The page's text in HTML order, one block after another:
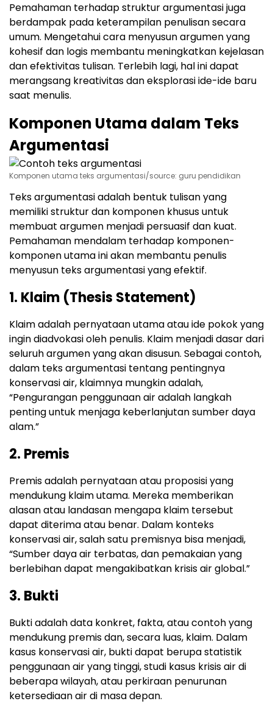
Pemahaman terhadap struktur argumentasi juga
berdampak pada keterampilan penulisan secara
umum. Mengetahui cara menyusun argumen yang
kohesif dan logis membantu meningkatkan kejelasan
dan efektivitas tulisan. Terlebih lagi, hal ini dapat
merangsang kreativitas dan eksplorasi ide-ide baru
saat menulis.
Komponen Utama dalam Teks
Argumentasi
Komponen utama teks argumentasi/source: guru pendidikan
Teks argumentasi adalah bentuk tulisan yang
memiliki struktur dan komponen khusus untuk
membuat argumen menjadi persuasif dan kuat.
Pemahaman mendalam terhadap komponen-
komponen utama ini akan membantu penulis
menyusun teks argumentasi yang efektif.
1. Klaim (Thesis Statement)
Klaim adalah pernyataan utama atau ide pokok yang
ingin diadvokasi oleh penulis. Klaim menjadi dasar dari
seluruh argumen yang akan disusun. Sebagai contoh,
dalam teks argumentasi tentang pentingnya
konservasi air, klaimnya mungkin adalah,
“Pengurangan penggunaan air adalah langkah
penting untuk menjaga keberlanjutan sumber daya
alam.”
2. Premis
Premis adalah pernyataan atau proposisi yang
mendukung klaim utama. Mereka memberikan
alasan atau landasan mengapa klaim tersebut
dapat diterima atau benar. Dalam konteks
konservasi air, salah satu premisnya bisa menjadi,
“Sumber daya air terbatas, dan pemakaian yang
berlebihan dapat mengakibatkan krisis air global.”
3. Bukti
Bukti adalah data konkret, fakta, atau contoh yang
mendukung premis dan, secara luas, klaim. Dalam
kasus konservasi air, bukti dapat berupa statistik
penggunaan air yang tinggi, studi kasus krisis air di
beberapa wilayah, atau perkiraan penurunan
ketersediaan air di masa depan.